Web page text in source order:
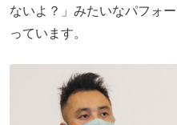
ないよ？」みたいなパフォ
っています。